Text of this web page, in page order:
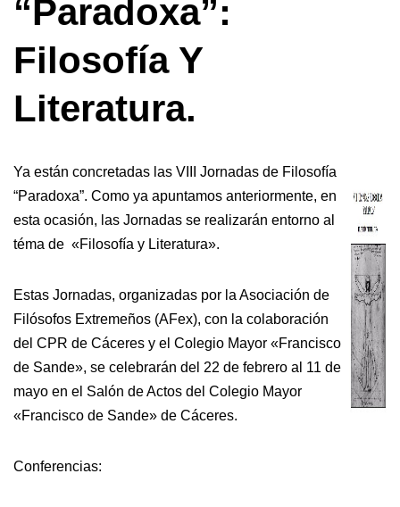
“Paradoxa”:
Filosofía Y
Literatura.
Ya están concretadas las VIII Jornadas de Filosofía
“Paradoxa”. Como ya apuntamos anteriormente, en
esta ocasión, las Jornadas se realizarán entorno al
téma de «Filosofía y Literatura».
Estas Jornadas, organizadas por la Asociación de
Filósofos Extremeños (AFex), con la colaboración
del CPR de Cáceres y el Colegio Mayor «Francisco
de Sande», se celebrarán del 22 de febrero al 11 de
mayo en el Salón de Actos del Colegio Mayor
«Francisco de Sande» de Cáceres.
Conferencias: